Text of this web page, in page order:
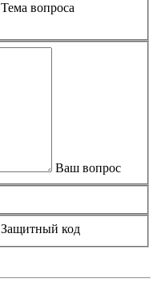
Тема вопроса
Ваш вопрос
Защитный код